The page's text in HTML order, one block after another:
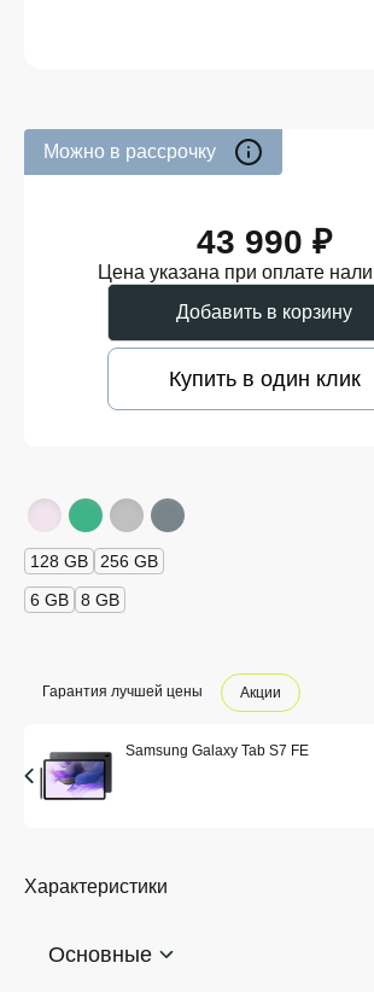
Можно в рассрочку
43 990 ₽
Цена указана при оплате
Добавить в корзину
Купить в один клик
128 GB
256 GB
6 GB
8 GB
Гарантия лучшей цены Акции
Samsung Galaxy Tab S7 FE
Характеристики
Основные